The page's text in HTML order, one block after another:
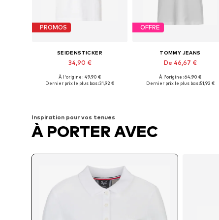
PROMOS
SEIDENSTICKER
34,90 €
Tailles disponibles: XS, S, M, L, XL
À l'origine : 49,90 €
Dernier prix le plus bas :31,92 €
OFFRE
TOMMY JEANS
De 46,67 €
Tailles disponibles: XS, M, XL
À l'origine : 64,90 €
Dernier prix le plus bas :51,92 €
Inspiration pour vos tenues
À PORTER AVEC